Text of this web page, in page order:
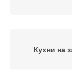
Кухни на